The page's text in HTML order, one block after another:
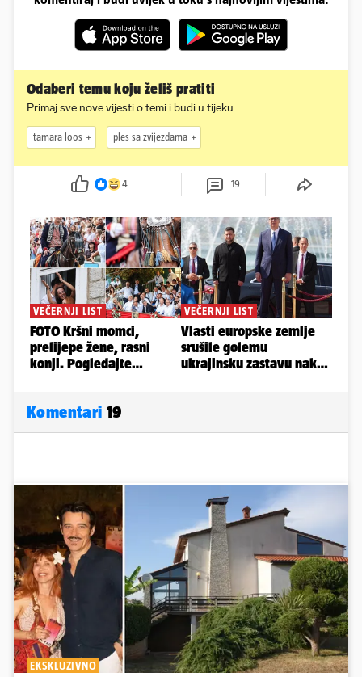
Odaberi temu koju želiš pratiti
Primaj sve nove vijesti o temi i budi u tijeku
tamara loos ples sa zvijezdama
4 19
Komentari 19
EKSKLUZIVNO